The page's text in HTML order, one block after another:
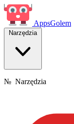
AppsGolem
Narzędzia
№ Narzędzia